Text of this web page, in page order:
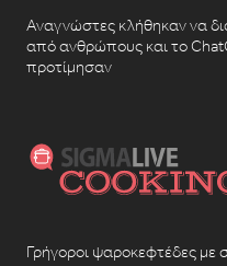
Αναγνώστες κλήθηκαν να
από ανθρώπους και το
προτίμησαν
Γρήγοροι ψαροκεφτέδες με